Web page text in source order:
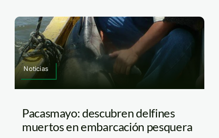
Noticias
Pacasmayo: descubren delfines
muertos en embarcación pesquera